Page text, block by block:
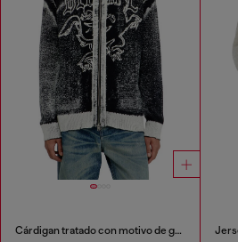
Cárdigan tratado con motivo de grifo